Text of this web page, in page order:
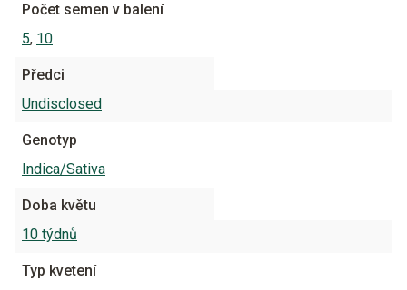
Počet semen v balení
5, 10
Předci
Undisclosed
Genotyp
Indica/Sativa
Doba květu
10 týdnů
Typ kvetení